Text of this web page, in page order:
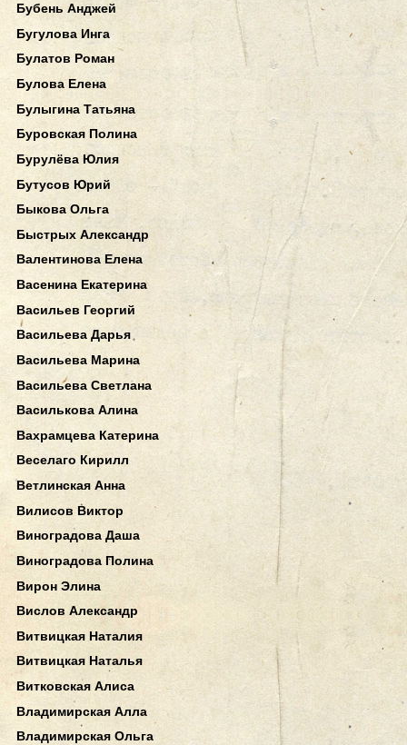
Бубень Анджей
Бугулова Инга
Булатов Роман
Булова Елена
Булыгина Татьяна
Буровская Полина
Бурулёва Юлия
Бутусов Юрий
Быкова Ольга
Быстрых Александр
Валентинова Елена
Васенина Екатерина
Васильев Георгий
Васильева Дарья
Васильева Марина
Васильева Светлана
Василькова Алина
Вахрамцева Катерина
Веселаго Кирилл
Ветлинская Анна
Вилисов Виктор
Виноградова Даша
Виноградова Полина
Вирон Элина
Вислов Александр
Витвицкая Наталия
Витвицкая Наталья
Витковская Алиса
Владимирская Алла
Владимирская Ольга